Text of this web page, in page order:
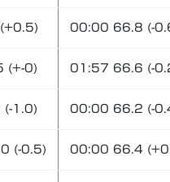
00:00 66.8 (-
(+-0) 01:57 66.6 (-
1.0) 00:00 66.2 (-
(-0.5) 00:00 66.4